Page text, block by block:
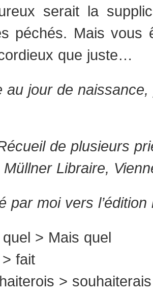
serait la
péchés. Mais vous
que juste…
au jour de
de plusieurs
Libraire,
par moi vers l’édition
> Mais quel
fait
> souhaiterais